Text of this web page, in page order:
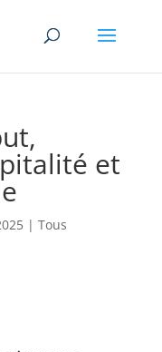
et
| Tous